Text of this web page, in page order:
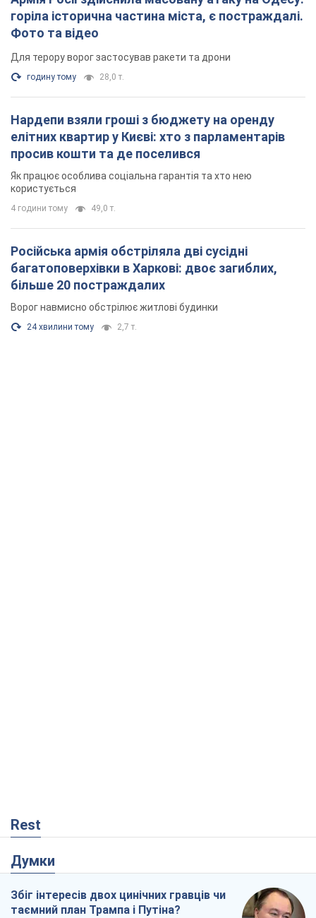
горіла історична частина міста, є постраждалі.
Фото та відео
Для терору ворог застосував ракети та дрони
годину тому 28,0 т.
Нардепи взяли гроші з бюджету на оренду
елітних квартир у Києві: хто з парламентарів
просив кошти та де поселився
Як працює особлива соціальна гарантія та хто нею
користується
4 години тому 49,0 т.
Російська армія обстріляла дві сусідні
багатоповерхівки в Харкові: двоє загиблих,
більше 20 постраждалих
Ворог навмисно обстрілює житлові будинки
24 хвилини тому 2,7 т.
Rest
Думки
Збіг інтересів двох цинічних гравців чи
таємний план Трампа і Путіна?